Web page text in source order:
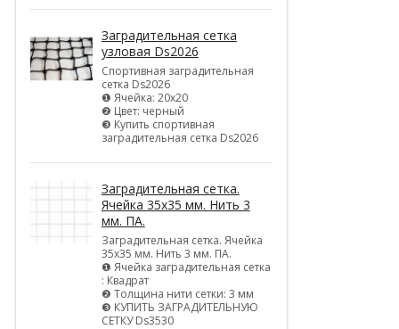
Заградительная сетка
узловая Ds2026
Спортивная заградительная
сетка Ds2026
❶ Ячейка: 20х20
❷ Цвет: черный
❸ Купить спортивная
заградительная сетка Ds2026
Заградительная сетка.
Ячейка 35х35 мм. Нить 3
мм. ПА.
Заградительная сетка. Ячейка
35х35 мм. Нить 3 мм. ПА.
❶ Ячейка заградительная сетка
: Квадрат
❷ Толщина нити сетки: 3 мм
❸ КУПИТЬ ЗАГРАДИТЕЛЬНУЮ
СЕТКУ Ds3530